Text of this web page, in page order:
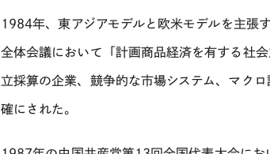
1984年、東アジアモデルと欧米モデルを主張
全体会議において「計画商品経済を有する社
立採算の企業、競争的な市場システム、マク
確にされた。